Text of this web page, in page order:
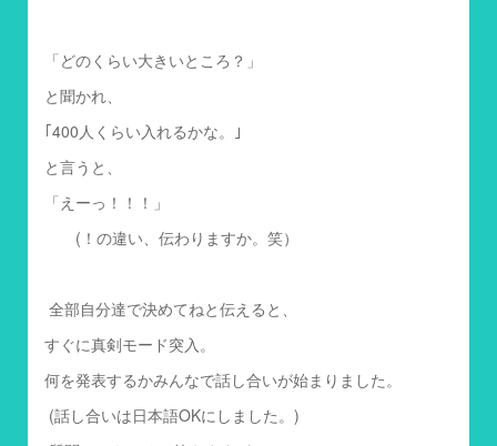
「どのくらい大きいところ？」
と聞かれ、
｢400人くらい入れるかな。｣
と言うと、
「えーっ！！！」
(！の違い、伝わりますか。笑）
全部自分達で決めてねと伝えると、
すぐに真剣モード突入。
何を発表するかみんなで話し合いが始まりました。
(話し合いは日本語OKにしました。)